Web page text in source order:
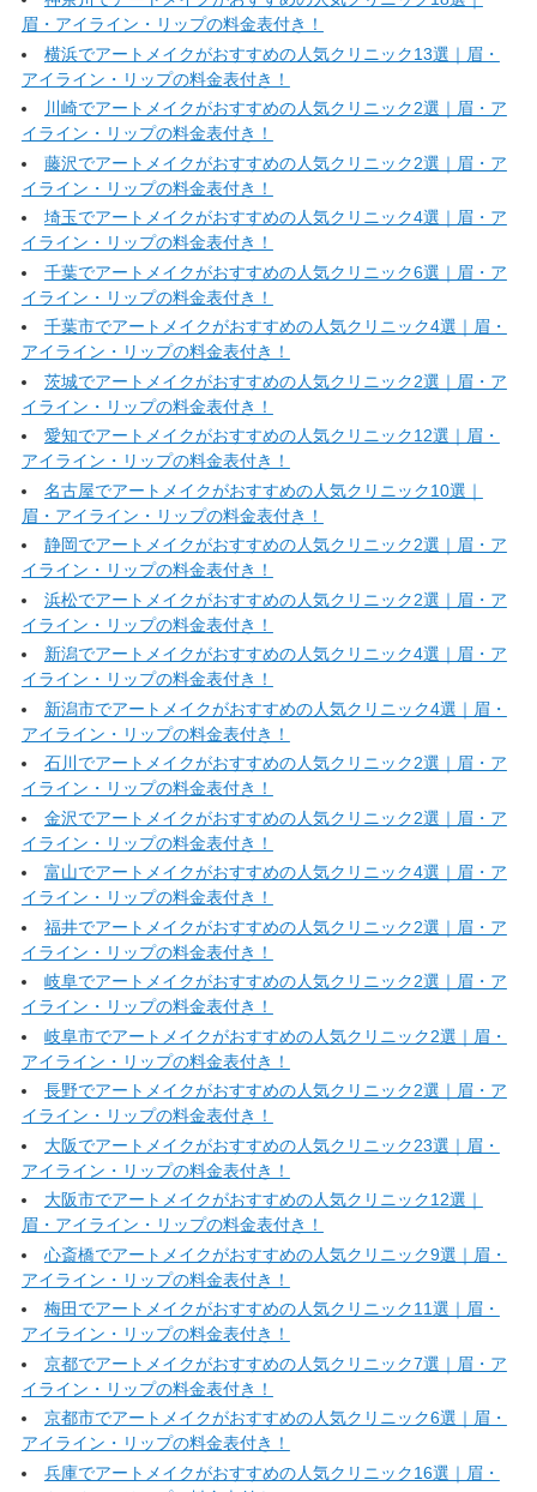
眉・アイライン・リップの料金表付き！
横浜でアートメイクがおすすめの人気クリニック13選｜眉・
アイライン・リップの料金表付き！
川崎でアートメイクがおすすめの人気クリニック2選｜眉・ア
イライン・リップの料金表付き！
藤沢でアートメイクがおすすめの人気クリニック2選｜眉・ア
イライン・リップの料金表付き！
埼玉でアートメイクがおすすめの人気クリニック4選｜眉・ア
イライン・リップの料金表付き！
千葉でアートメイクがおすすめの人気クリニック6選｜眉・ア
イライン・リップの料金表付き！
千葉市でアートメイクがおすすめの人気クリニック4選｜眉・
アイライン・リップの料金表付き！
茨城でアートメイクがおすすめの人気クリニック2選｜眉・ア
イライン・リップの料金表付き！
愛知でアートメイクがおすすめの人気クリニック12選｜眉・
アイライン・リップの料金表付き！
名古屋でアートメイクがおすすめの人気クリニック10選｜
眉・アイライン・リップの料金表付き！
静岡でアートメイクがおすすめの人気クリニック2選｜眉・ア
イライン・リップの料金表付き！
浜松でアートメイクがおすすめの人気クリニック2選｜眉・ア
イライン・リップの料金表付き！
新潟でアートメイクがおすすめの人気クリニック4選｜眉・ア
イライン・リップの料金表付き！
新潟市でアートメイクがおすすめの人気クリニック4選｜眉・
アイライン・リップの料金表付き！
石川でアートメイクがおすすめの人気クリニック2選｜眉・ア
イライン・リップの料金表付き！
金沢でアートメイクがおすすめの人気クリニック2選｜眉・ア
イライン・リップの料金表付き！
富山でアートメイクがおすすめの人気クリニック4選｜眉・ア
イライン・リップの料金表付き！
福井でアートメイクがおすすめの人気クリニック2選｜眉・ア
イライン・リップの料金表付き！
岐阜でアートメイクがおすすめの人気クリニック2選｜眉・ア
イライン・リップの料金表付き！
岐阜市でアートメイクがおすすめの人気クリニック2選｜眉・
アイライン・リップの料金表付き！
長野でアートメイクがおすすめの人気クリニック2選｜眉・ア
イライン・リップの料金表付き！
大阪でアートメイクがおすすめの人気クリニック23選｜眉・
アイライン・リップの料金表付き！
大阪市でアートメイクがおすすめの人気クリニック12選｜
眉・アイライン・リップの料金表付き！
心斎橋でアートメイクがおすすめの人気クリニック9選｜眉・
アイライン・リップの料金表付き！
梅田でアートメイクがおすすめの人気クリニック11選｜眉・
アイライン・リップの料金表付き！
京都でアートメイクがおすすめの人気クリニック7選｜眉・ア
イライン・リップの料金表付き！
京都市でアートメイクがおすすめの人気クリニック6選｜眉・
アイライン・リップの料金表付き！
兵庫でアートメイクがおすすめの人気クリニック16選｜眉・